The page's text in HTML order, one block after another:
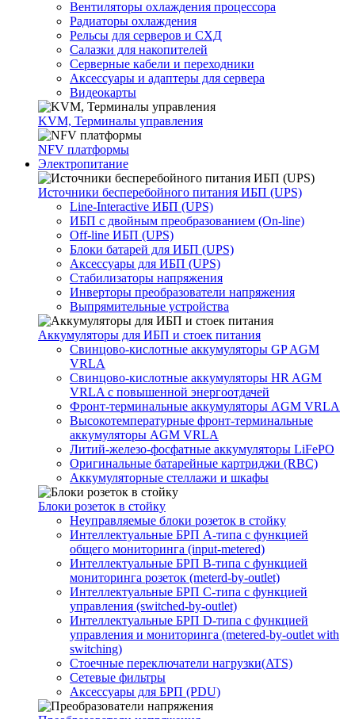
Вентиляторы охлаждения процессора
Радиаторы охлаждения
Рельсы для серверов и СХД
Салазки для накопителей
Серверные кабели и переходники
Аксессуары и адаптеры для сервера
Видеокарты
KVM, Терминалы управления
NFV платформы
Электропитание
Источники бесперебойного питания ИБП (UPS)
Line-Interactive ИБП (UPS)
ИБП с двойным преобразованием (On-line)
Off-line ИБП (UPS)
Блоки батарей для ИБП (UPS)
Аксессуары для ИБП (UPS)
Стабилизаторы напряжения
Инверторы преобразователи напряжения
Выпрямительные устройства
Аккумуляторы для ИБП и стоек питания
Свинцово-кислотные аккумуляторы GP AGM
VRLA
Свинцово-кислотные аккумуляторы HR AGM
VRLA с повышенной энергоотдачей
Фронт-терминальные аккумуляторы AGM VRLA
Высокотемпературные фронт-терминальные
аккумуляторы AGM VRLA
Литий-железо-фосфатные аккумуляторы LiFePO
Оригинальные батарейные картриджи (RBC)
Аккумуляторные стеллажи и шкафы
Блоки розеток в стойку
Неуправляемые блоки розеток в стойку
Интеллектуальные БРП А-типа с функцией
общего мониторинга (input-metered)
Интеллектуальные БРП B-типа с функцией
мониторинга розеток (meterd-by-outlet)
Интеллектуальные БРП C-типа с функцией
управления (switched-by-outlet)
Интеллектуальные БРП D-типа с функцией
управления и мониторинга (metered-by-outlet with
switching)
Стоечные переключатели нагрузки(ATS)
Сетевые фильтры
Аксессуары для БРП (PDU)